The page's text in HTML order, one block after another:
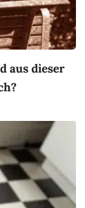
aus dieser